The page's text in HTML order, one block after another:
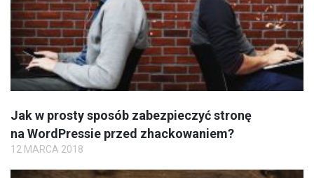
Jak w prosty sposób zabezpieczyć stronę
na WordPressie przed zhackowaniem?
12 MARCA 2018